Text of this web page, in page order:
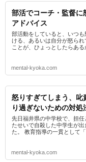
部活でコーチ・監督に
アドバイス
部活動をしていると、いつ
ける、あるいは自分が怒ら
ことが、ひょっとしたらある
mental-kyoka.com
怒りすぎてしまう、叱
り過ぎないための対処
先日福井県の中学校で、担
たせいで自殺した中学生が
た。 教育指導の一貫として「
mental-kyoka.com